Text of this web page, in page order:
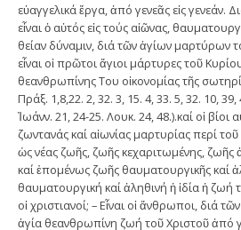
εὐαγγελικά ἔργα, ἀπό γενεᾶς εἰς γενεάν.
εἶναι ὁ αὐτός εἰς τούς αἰῶνας,
θείαν δύναμιν, διά τῶν ἁγίων μαρτύρων
εἶναι οἱ πρῶτοι ἅγιοι μάρτυρες τοῦ
θεανθρωπίνης Του οἰκονομίας τῆς
Πράξ. 1,8,22. 2, 32. 3, 15. 4, 33. 5, 32. 10,
Ἰωάνν. 21, 24-25. Λουκ. 24, 48.).καί οἱ βίοι
ζωντανάς καί αἰωνίας μαρτυρίας περί
ὡς νέας ζωῆς, ζωῆς κεχαριτωμένης, ζωῆς
καί ἑπομένως ζωῆς θαυματουργικῆς καί
θαυματουργική καί ἀληθινή ἡ ἰδία ἡ ζωή
οἱ χριστιανοί; – Εἶναι οἱ ἄνθρωποι, διά
ἁγία θεανθρωπίνη ζωή τοῦ Χριστοῦ ἀπό